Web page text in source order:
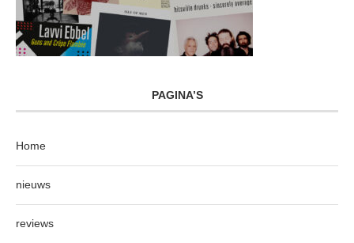
PAGINA’S
Home
nieuws
reviews